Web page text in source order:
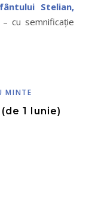
Stelian,
cu semnificaţie
MINTE
1 Iunie)